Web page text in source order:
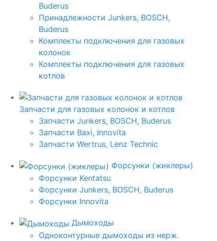
Buderus
Принадлежности Junkers, BOSCH,
Buderus
Комплекты подключения для газовых
колонок
Комплекты подключения для газовых
котлов
Запчасти для газовых колонок и котлов
Запчасти Junkers, BOSCH, Buderus
Запчасти Baxi, Innovita
Запчасти Wertrus, Lenz Technic
Форсунки (жиклеры)
Форсунки Kentatsu
Форсунки Junkers, BOSCH, Buderus
Форсунки Innovita
Дымоходы
Одноконтурные дымоходы из нерж.